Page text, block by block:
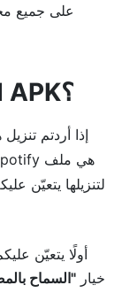
على جميع
كيفية تنزيل Spotify Mod APK؟
إذا أردتم
أولًا يتعيّن
خيار "السماح